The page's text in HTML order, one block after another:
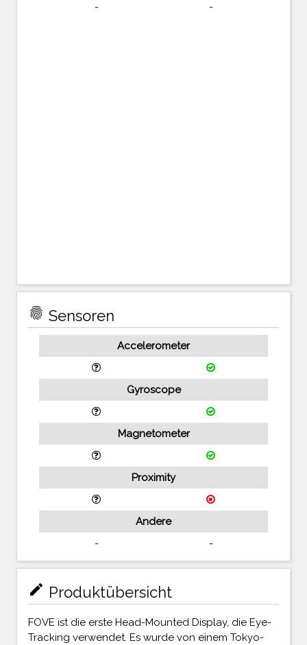
-
-
fingerprint Sensoren
Accelerometer
Gyroscope
Magnetometer
Proximity
Andere
-
-
mode_edit Produktübersicht
FOVE ist die erste Head-Mounted Display, die Eye-
Tracking verwendet. Es wurde von einem Tokyo-